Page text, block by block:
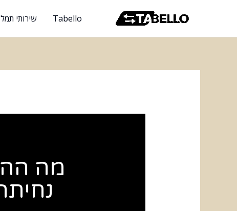
Tabello שירותי
מה